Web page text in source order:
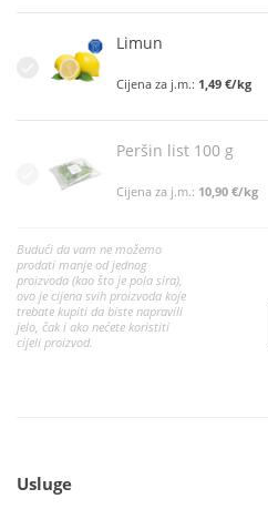
Limun
Cijena za j.m.: 1,49 €/kg
Peršin list 100 g
Cijena za j.m.: 10,90 €/kg
Budući da vam ne možemo
prodati manje od jednog
proizvoda (kao što je pola sira),
ovo je cijena svih proizvoda koje
trebate kupiti da biste napravili
jelo, čak i ako nećete koristiti
cijeli proizvod.
Usluge